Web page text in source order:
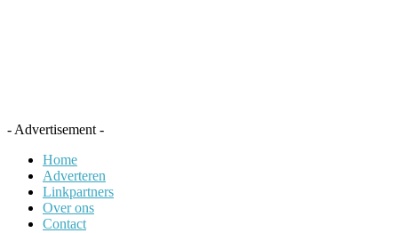
- Advertisement -
Home
Adverteren
Linkpartners
Over ons
Contact